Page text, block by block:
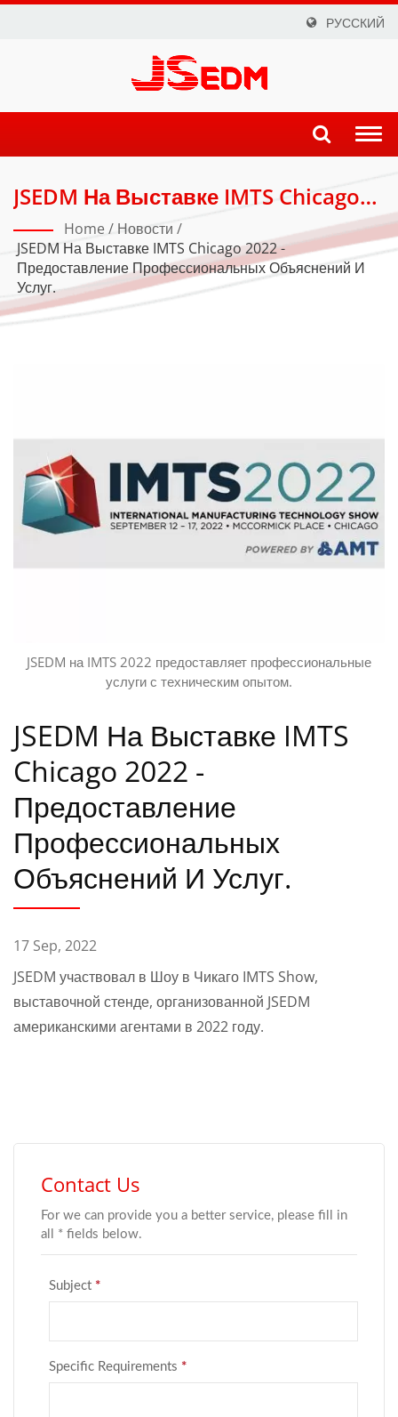
РУССКИЙ
JSEDM На Выставке IMTS Chicago
2022 - Предоставление
Профессиональных Объяснений
И Услуг. | Точное Производство:
Передовая Технология EDM От
JSEDM
Home / Новости /
JSEDM На Выставке IMTS Chicago 2022 -
Предоставление Профессиональных Объяснений И
Услуг.
JSEDM на IMTS 2022 предоставляет профессиональные
услуги с техническим опытом.
JSEDM На Выставке IMTS
Chicago 2022 -
Предоставление
Профессиональных
Объяснений И Услуг.
17 Sep, 2022
JSEDM участвовал в Шоу в Чикаго IMTS Show,
выставочной стенде, организованной JSEDM
американскими агентами в 2022 году.